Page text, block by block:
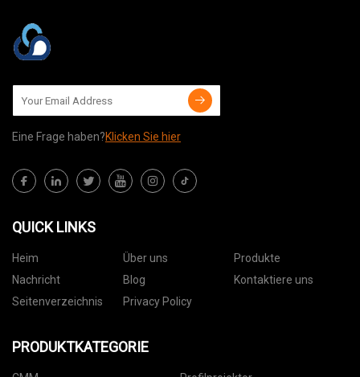
Eine Frage haben?Klicken Sie hier
QUICK LINKS
Heim Über uns
Produkte
Nachricht
Blog
Kontaktiere uns
Seitenverzeichnis
Privacy Policy
PRODUKTKATEGORIE